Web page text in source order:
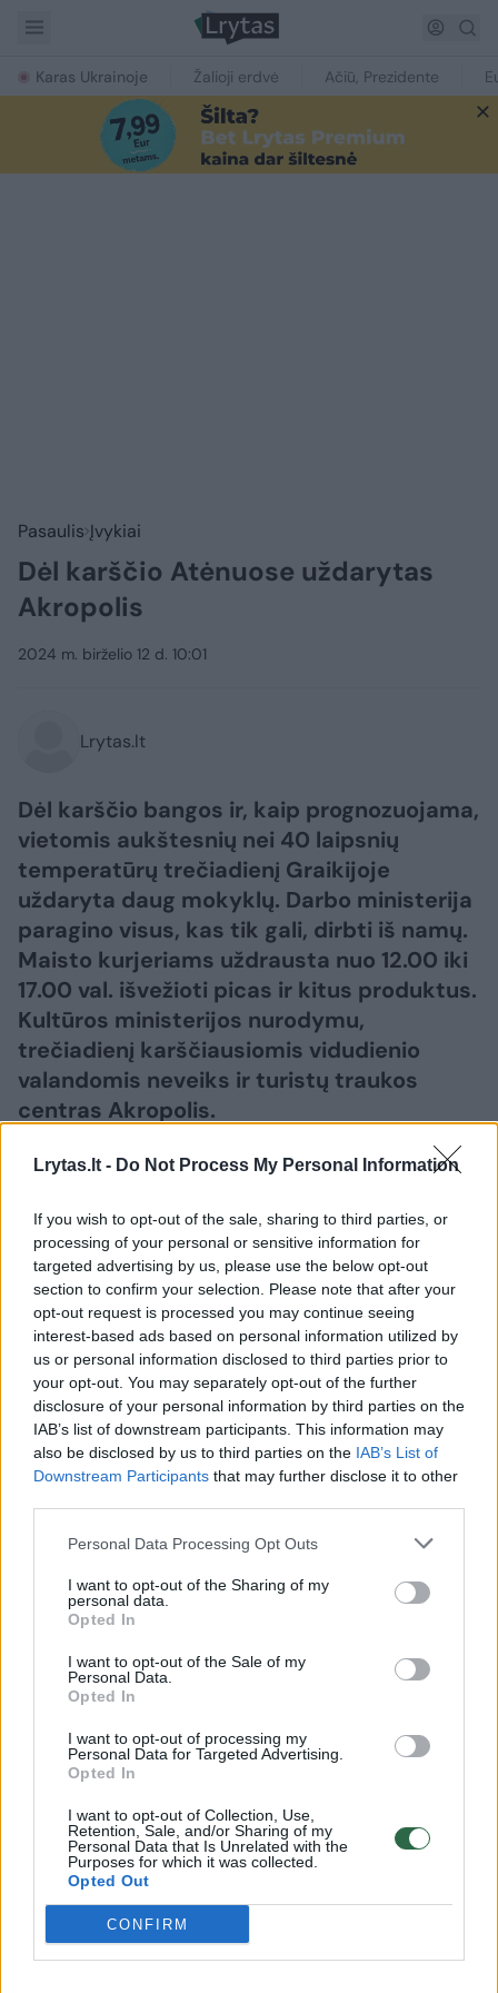
Lrytas.lt - Do Not Process My Personal Information
If you wish to opt-out of the sale, sharing to third parties, or
processing of your personal or sensitive information for
targeted advertising by us, please use the below opt-out
section to confirm your selection. Please note that after your
opt-out request is processed you may continue seeing
interest-based ads based on personal information utilized by
us or personal information disclosed to third parties prior to
your opt-out. You may separately opt-out of the further
disclosure of your personal information by third parties on the
IAB’s list of downstream participants. This information may
also be disclosed by us to third parties on the IAB’s List of
Downstream Participants that may further disclose it to other
Personal Data Processing Opt Outs
I want to opt-out of the Sharing of my
personal data.
Opted In
I want to opt-out of the Sale of my
Personal Data.
Opted In
I want to opt-out of processing my
Personal Data for Targeted Advertising.
Opted In
I want to opt-out of Collection, Use,
Retention, Sale, and/or Sharing of my
Personal Data that Is Unrelated with the
Purposes for which it was collected.
Opted Out
CONFIRM
Karas Ukrainoje Žalioji erdvė Ačiū, Prezidente
Pasaulis Įvykiai
Dėl karščio Atėnuose uždarytas
Akropolis
2024 m. birželio 12 d. 10:01
Lrytas.lt
Dėl karščio bangos ir, kaip prognozuojama,
vietomis aukštesnių nei 40 laipsnių
temperatūrų trečiadienį Graikijoje
uždaryta daug mokyklų. Darbo ministerija
paragino visus, kas tik gali, dirbti iš namų.
Maisto kurjeriams uždrausta nuo 12.00 iki
17.00 val. išvežioti picas ir kitus produktus.
Kultūros ministerijos nurodymu,
trečiadienį karščiausiomis vidudienio
valandomis neveiks ir turistų traukos
centras Akropolis.
Daugiau nuotraukų (1)
Šiltos oro masės iš Šiaurės Afrikos dar
mažiausiai iki penktadienio Graikijoje, taip
temperatūras. Aukščiausių verčių tikimasi
trečiadienį ir ketvirtadienį. Savaitgalį karštis,
anot meteorologų, turėtų atslūgti. Vakarų
Turkijoje tada turėtų ir šiek tiek palyti.
Atėnai Akropolis
Komentuoti po šiuo straipsniu
Komentuoti gali tik Lrytas registruoti vartotojai.